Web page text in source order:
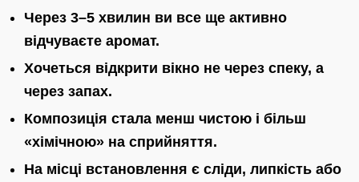
Через 3–5 хвилин ви все ще активно
відчуваєте аромат.
Хочеться відкрити вікно не через спеку, а
через запах.
Композиція стала менш чистою і більш
«хімічною» на сприйняття.
На місці встановлення є сліди, липкість або